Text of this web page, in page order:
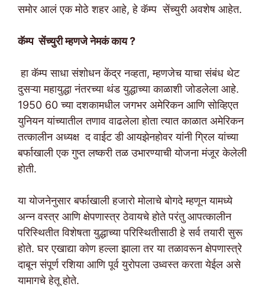
समोर आलं एक मोठे शहर आहे, हे कॅम्प सेंच्युरी अवशेष आहेत.
कॅम्प सेंच्युरी म्हणजे नेमकं काय ?
हा कॅम्प साधा संशोधन केंद्र नव्हता, म्हणजेच याचा संबंध थेट
दुसऱ्या महायुद्धा नंतरच्या थंड युद्धाच्या काळाशी जोडलेला आहे.
1950 60 च्या दशकामधील जगभर अमेरिकन आणि सोव्हिएत
युनियन यांच्यातील तणाव वाढलेला होता त्यात काळात अमेरिकन
तत्कालीन अध्यक्ष द वाईट डी आयझेनहोवर यांनी ग्रिल यांच्या
बर्फाखाली एक गुप्त लष्करी तळ उभारण्याची योजना मंजूर केलेली
होती.
या योजनेनुसार बर्फाखाली हजारो मोलाचे बोगदे म्हणून यामध्ये
अन्न वस्त्र आणि क्षेपणास्त्र ठेवायचे होते परंतु आपत्कालीन
परिस्थितीत विशेषता युद्धाच्या परिस्थितीसाठी हे सर्व तयारी सुरू
होते. घर एखाद्या कोण हल्ला झाला तर या तळावरून क्षेपणास्त्रे
दाबून संपूर्ण रशिया आणि पूर्व युरोपला उध्वस्त करता येईल असे
यामागचे हेतू होते.